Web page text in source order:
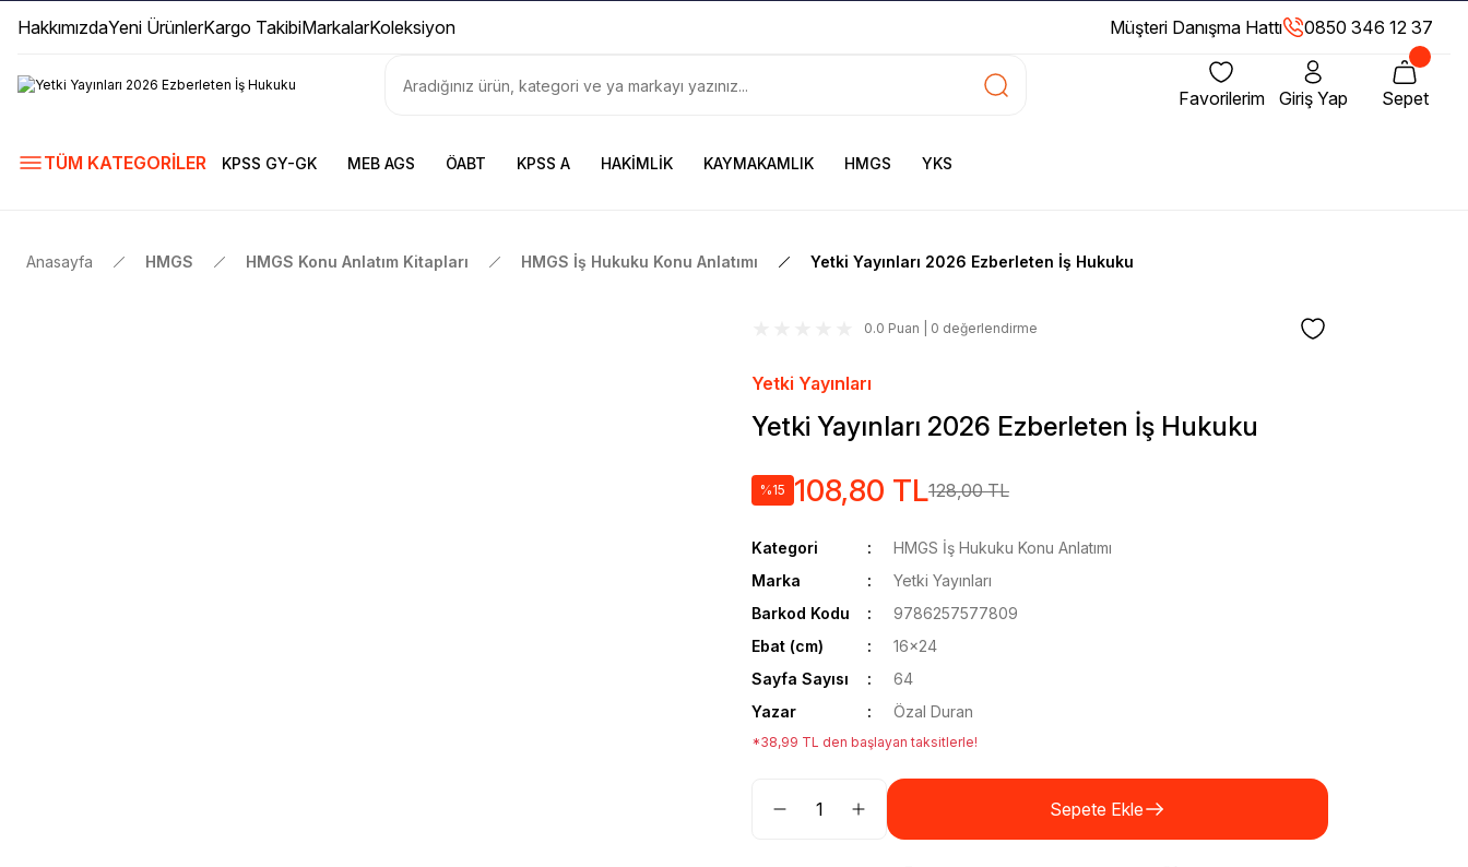
HakkımızdaYeni ÜrünlerKargo TakibiMarkalarKoleksiyon Müşteri Danışma Hattı 0850 346 12 37
Favorilerim Giriş Yap Sepet
TÜM KATEGORİLER KPSS GY-GK MEB AGS ÖABT KPSS A HAKİMLİK KAYMAKAMLIK HMGS YKS
Anasayfa HMGS HMGS Konu Anlatım Kitapları HMGS İş Hukuku Konu Anlatımı Yetki Yayınları 2026 Ezberleten İş Hukuku
0.0 Puan | 0 değerlendirme
Yetki Yayınları
Yetki Yayınları 2026 Ezberleten İş Hukuku
%15 108,80 TL128,00 TL
Kategori
HMGS İş Hukuku Konu Anlatımı
Marka
Yetki Yayınları
Barkod Kodu
9786257577809
Ebat (cm)
16x24
Sayfa Sayısı
64
Yazar
Özal Duran
*38,99 TL den başlayan taksitlerle!
Sepete Ekle